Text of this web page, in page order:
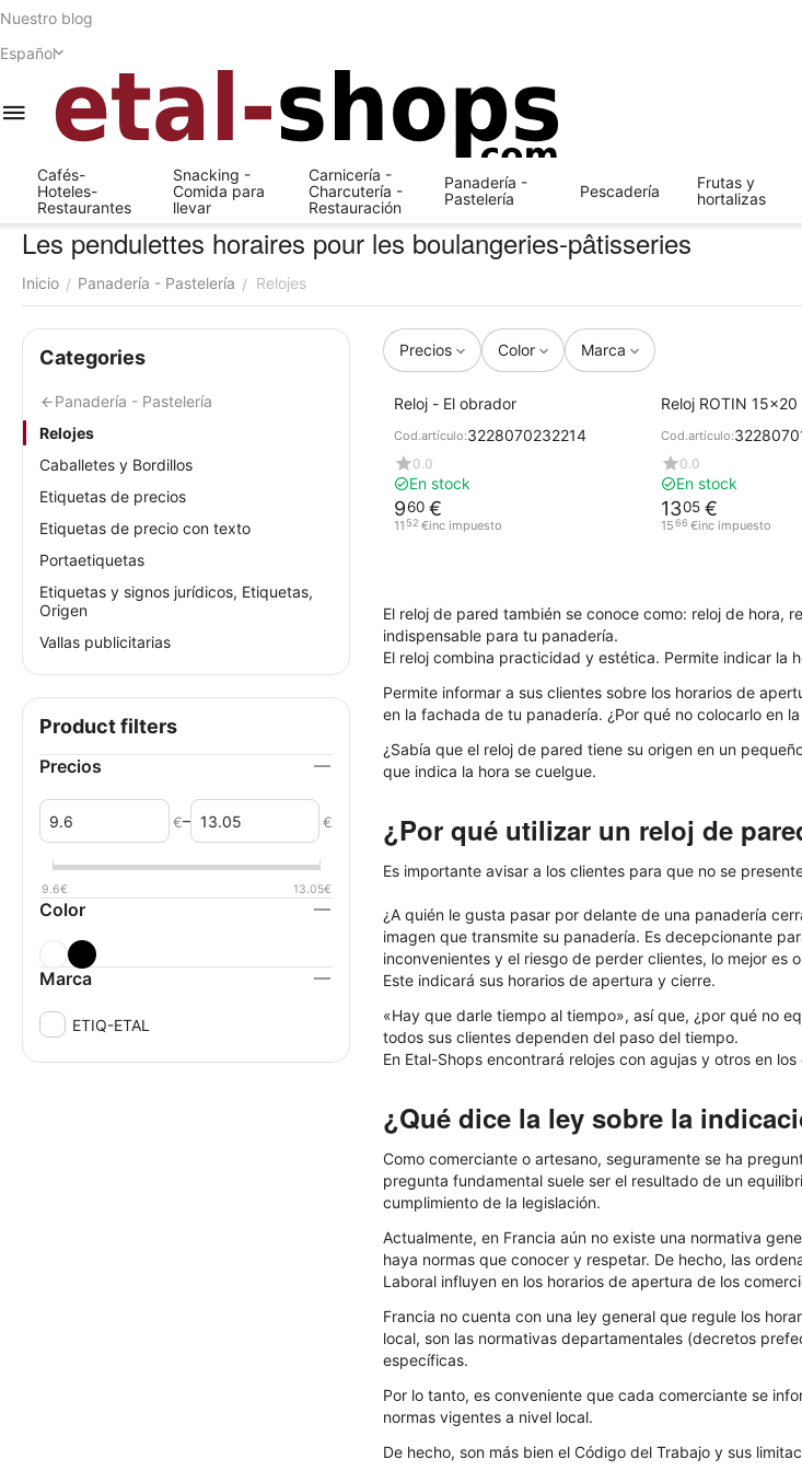
Nuestro blog
Español
Cafés-
Hoteles-
Restaurantes
Snacking -
Comida para
llevar
Carnicería -
Charcutería -
Restauración
Panadería -
Pastelería
Pescadería
Frutas y
hortalizas
Les pendulettes horaires pour les boulangeries-pâtisseries
Inicio / Panadería - Pastelería / Relojes
Precios Color Marca
El reloj de pared también se conoce como: reloj de hora,
indispensable para tu panadería.
El reloj combina practicidad y estética. Permite indicar la
Permite informar a sus clientes sobre los horarios de
en la fachada de tu panadería. ¿Por qué no colocarlo en
¿Sabía que el reloj de pared tiene su origen en un
que indica la hora se cuelgue.
¿Por qué utilizar un reloj de
Es importante avisar a los clientes para que no se
¿A quién le gusta pasar por delante de una panadería
imagen que transmite su panadería. Es decepcionante
inconvenientes y el riesgo de perder clientes, lo mejor es
Este indicará sus horarios de apertura y cierre.
«Hay que darle tiempo al tiempo», así que, ¿por qué no
todos sus clientes dependen del paso del tiempo.
En Etal-Shops encontrará relojes con agujas y otros en
¿Qué dice la ley sobre la
Como comerciante o artesano, seguramente se ha
pregunta fundamental suele ser el resultado de un
cumplimiento de la legislación.
Actualmente, en Francia aún no existe una normativa
haya normas que conocer y respetar. De hecho, las
Laboral influyen en los horarios de apertura de los
Francia no cuenta con una ley general que regule los
local, son las normativas departamentales (decretos
específicas.
Por lo tanto, es conveniente que cada comerciante se
normas vigentes a nivel local.
De hecho, son más bien el Código del Trabajo y sus
Reloj - El obrador
Cod.artículo:3228070232214
0.0
En stock
960 €
11 52 €inc impuesto
Reloj ROTIN 15x20
Cod.artículo:
0.0
En stock
1305 €
1566 €inc impuesto
Сategories
Panadería - Pastelería
Relojes
Caballetes y Bordillos
Etiquetas de precios
Etiquetas de precio con texto
Portaetiquetas
Etiquetas y signos jurídicos, Etiquetas,
Origen
Vallas publicitarias
Product filters
Precios
€– €
9.6€ 13.05€
Color
Marca
ETIQ-ETAL